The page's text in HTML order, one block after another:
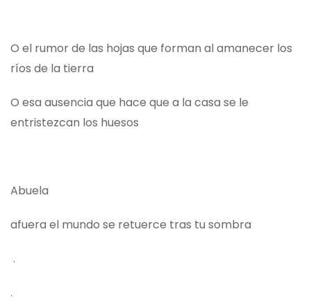
O el rumor de las hojas que forman al amanecer los
ríos de la tierra
O esa ausencia que hace que a la casa se le
entristezcan los huesos
Abuela
afuera el mundo se retuerce tras tu sombra
.
.